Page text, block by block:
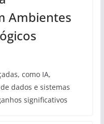
Ambientes
como IA,
dados e sistemas
significativos